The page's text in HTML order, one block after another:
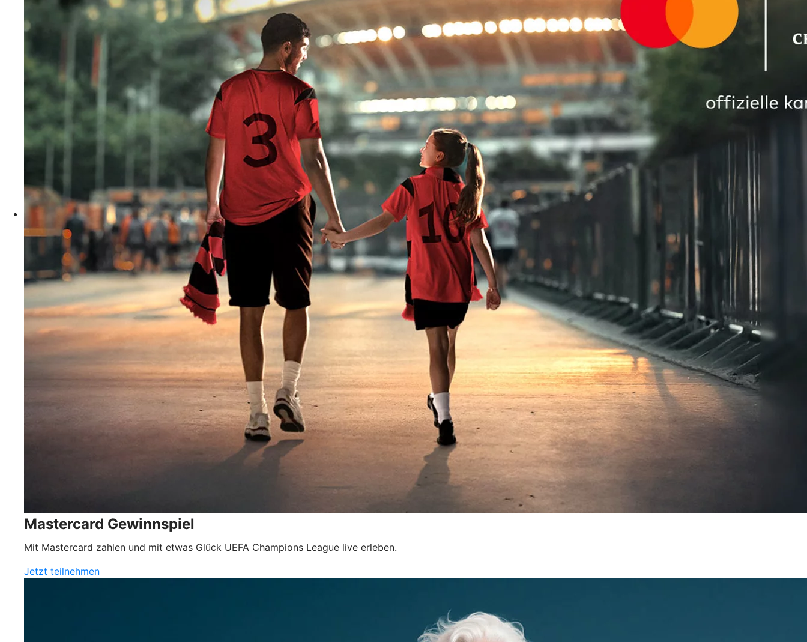
Mastercard Gewinnspiel
Mit Mastercard zahlen und mit etwas Glück UEFA Champions League live erleben.
Jetzt teilnehmen